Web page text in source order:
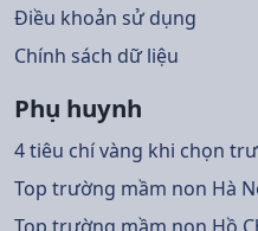
Điều khoản sử dụng
Chính sách dữ liệu
Phụ huynh
4 tiêu chí vàng khi chọn
Top trường mầm non Hà